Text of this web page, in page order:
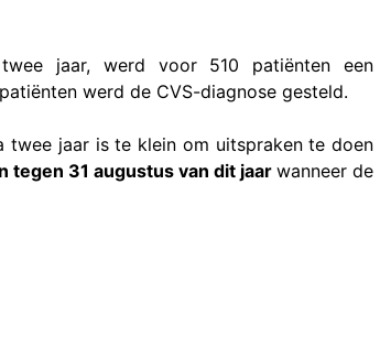
jaar, werd voor 510 patiënten een
werd de CVS-diagnose gesteld.
twee jaar is te klein om uitspraken te doen
tegen 31 augustus van dit jaarwanneer de